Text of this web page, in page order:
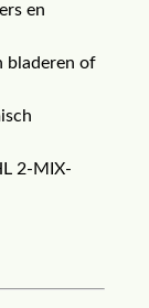
en
bladeren of
2-MIX-